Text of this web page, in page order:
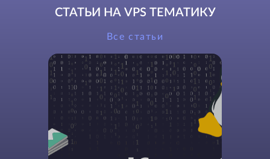
СТАТЬИ НА VPS ТЕМАТИКУ
Все статьи